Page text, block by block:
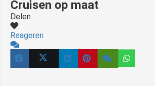
Cruisen op maat
Delen
Reageren